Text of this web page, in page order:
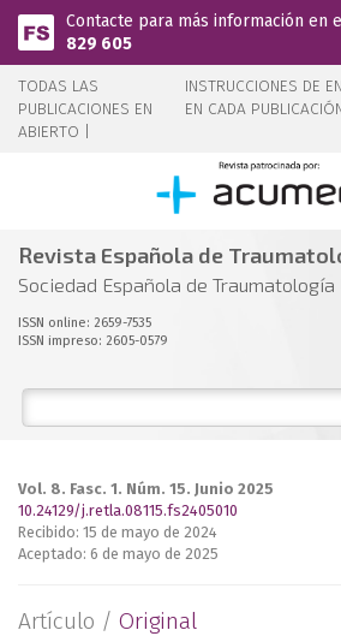
Pasar al contenido principal
Contacte para más información en
829 605
TODAS LAS
PUBLICACIONES EN
ABIERTO |
INSTRUCCIONES DE
EN CADA
Revista Española de
Sociedad Española de Traumatología
ISSN online: 2659-7535
ISSN impreso: 2605-0579
Vol. 8. Fasc. 1. Núm. 15. Junio 2025
10.24129/j.retla.08115.fs2405010
Recibido: 15 de mayo de 2024
Aceptado: 6 de mayo de 2025
Artículo / Original